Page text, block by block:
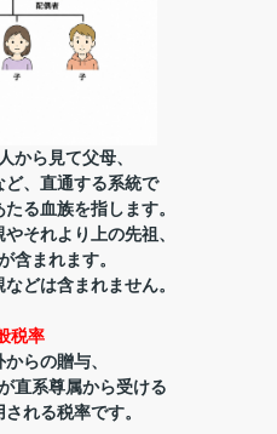
から見て父母、
、直通する系統で
る血族を指します。
それより上の先祖、
含まれます。
どは含まれません。
税率
らの贈与、
直系尊属から受ける
れる税率です。